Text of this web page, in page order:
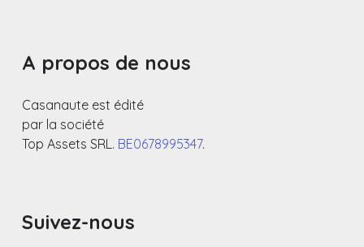
A propos de nous
Casanaute est édité
par la société
Top Assets SRL. BE0678995347.
Suivez-nous